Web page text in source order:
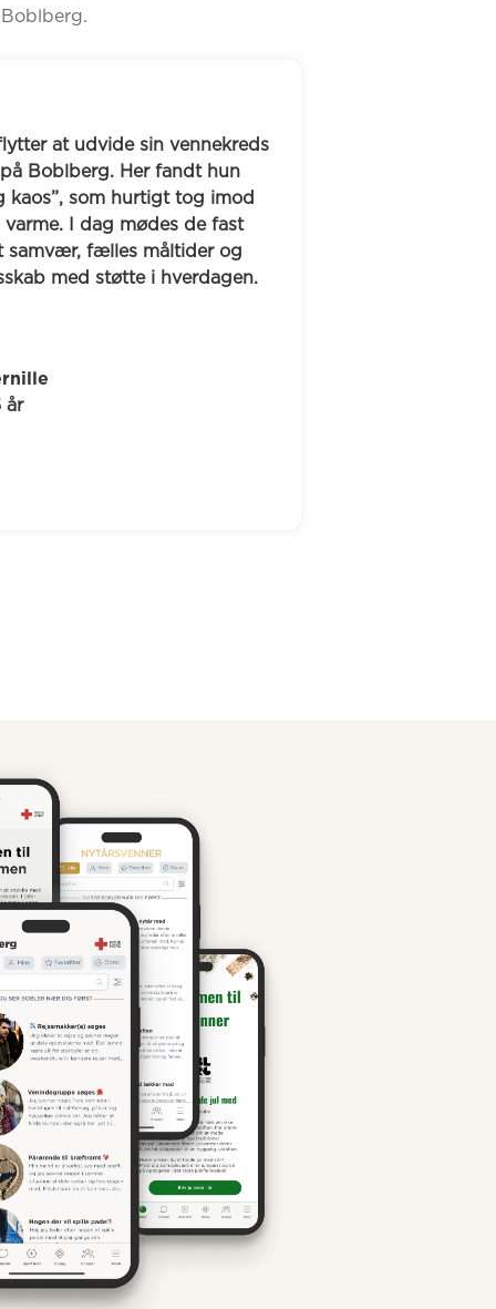
Tine søgte som førtidspensionist nye venskaber,
mange af hendes veninder var i parforhold,
gjorde det sværere at mødes i hverdagen.
Boblberg har hun fundet to tætte veninder, som
dag deler mange oplevelser med - fra byture og
til fitness, yoga og hyggelige kaffeaftaler.